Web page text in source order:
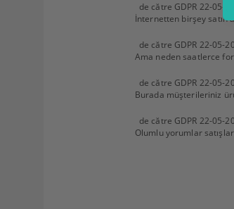
de către GDPR 22-05-
İnternetten birşey satın
de către GDPR 22-05-
Ama neden saatlerce
de către GDPR 22-05-
Burada müşterileriniz
de către GDPR 22-05-
Olumlu yorumlar